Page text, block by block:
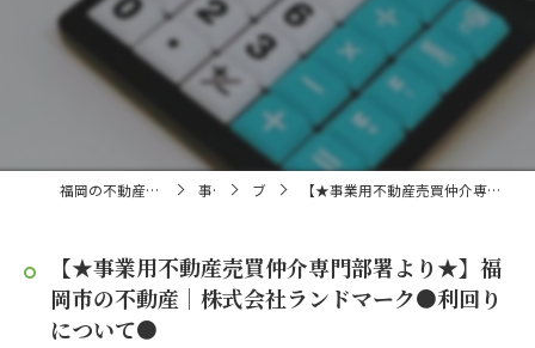
福岡の不動産売買・仲介なら株式会社ランドマーク 事業内容 ブログ 【★事業用不動産売買仲介専門部署より★】福岡市の不動産｜株式会社ランドマーク●利回りについて●
【★事業用不動産売買仲介専門部署より★】福
岡市の不動産｜株式会社ランドマーク●利回り
について●